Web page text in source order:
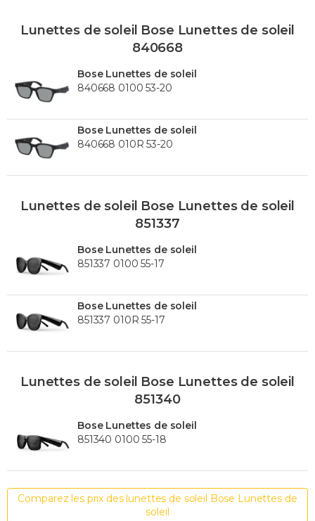
Lunettes de soleil Bose Lunettes de soleil
840668
Bose Lunettes de soleil
840668 0100 53-20
Bose Lunettes de soleil
840668 010R 53-20
Lunettes de soleil Bose Lunettes de soleil
851337
Bose Lunettes de soleil
851337 0100 55-17
Bose Lunettes de soleil
851337 010R 55-17
Lunettes de soleil Bose Lunettes de soleil
851340
Bose Lunettes de soleil
851340 0100 55-18
Comparez les prix des lunettes de soleil Bose Lunettes de
soleil